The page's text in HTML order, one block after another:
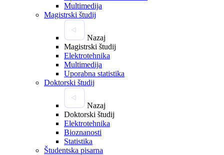
Multimedija
Magistrski študij
Nazaj
Magistrski študij
Elektrotehnika
Multimedija
Uporabna statistika
Doktorski študij
Nazaj
Doktorski študij
Elektrotehnika
Bioznanosti
Statistika
Študentska pisarna